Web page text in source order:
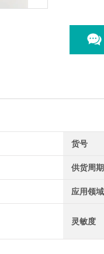
货号
供货周期
应用领域
灵敏度